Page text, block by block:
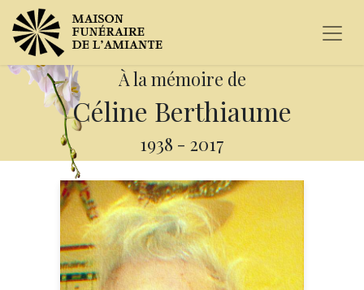
À la mémoire de
Céline Berthiaume
1938 - 2017